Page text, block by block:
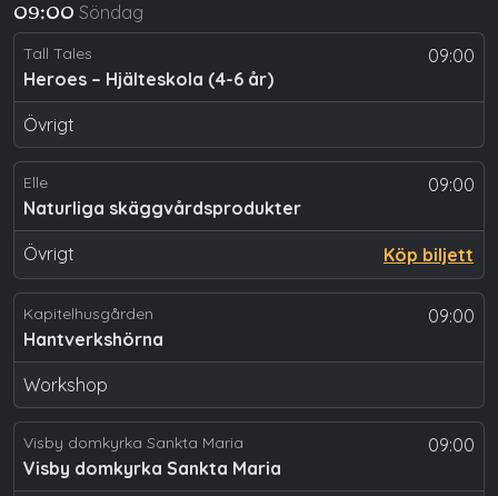
09:00 Söndag
09:00
Tall Tales
Heroes – Hjälteskola (4-6 år)
Övrigt
09:00
Elle
Naturliga skäggvårdsprodukter
Övrigt Köp biljett
09:00
Kapitelhusgården
Hantverkshörna
Workshop
09:00
Visby domkyrka Sankta Maria
Visby domkyrka Sankta Maria